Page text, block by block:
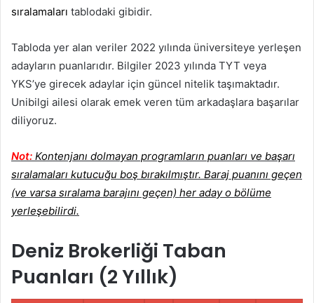
sıralamaları tablodaki gibidir.
Tabloda yer alan veriler 2022 yılında üniversiteye yerleşen
adayların puanlarıdır. Bilgiler 2023 yılında TYT veya
YKS’ye girecek adaylar için güncel nitelik taşımaktadır.
Unibilgi ailesi olarak emek veren tüm arkadaşlara başarılar
diliyoruz.
Not: Kontenjanı dolmayan programların puanları ve başarı
sıralamaları kutucuğu boş bırakılmıştır. Baraj puanını geçen
(ve varsa sıralama barajını geçen) her aday o bölüme
yerleşebilirdi.
Deniz Brokerliği Taban
Puanları (2 Yıllık)